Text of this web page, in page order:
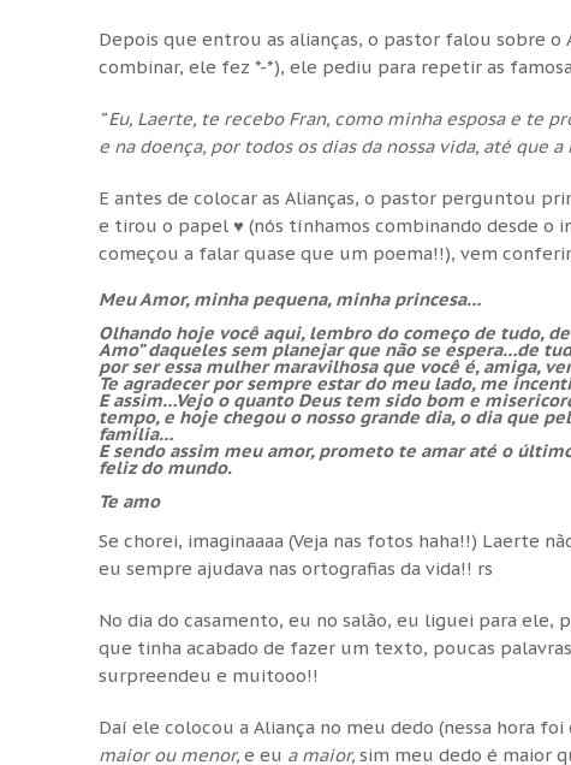
Depois que entrou as alianças, o pastor falou sobre
combinar, ele fez *-*), ele pediu para repetir as
” Eu, Laerte, te recebo Fran, como minha esposa e te
e na doença, por todos os dias da nossa vida, até que a
E antes de colocar as Alianças, o pastor perguntou
e tirou o papel ♥ (nós tínhamos combinando desde o
começou a falar quase que um poema!!), vem
Meu Amor, minha pequena, minha princesa…
Olhando hoje você aqui, lembro do começo de tudo,
Amo” daqueles sem planejar que não se espera…de
por ser essa mulher maravilhosa que você é, amiga,
Te agradecer por sempre estar do meu lado, me
E assim…Vejo o quanto Deus tem sido bom e
tempo, e hoje chegou o nosso grande dia, o dia que
família…
E sendo assim meu amor, prometo te amar até o
feliz do mundo.
Te amo
Se chorei, imaginaaaa (Veja nas fotos haha!!) Laerte
eu sempre ajudava nas ortografias da vida!! rs
No dia do casamento, eu no salão, eu liguei para
que tinha acabado de fazer um texto, poucas
surpreendeu e muitooo!!
Daí ele colocou a Aliança no meu dedo (nessa hora
maior ou menor, e eu a maior, sim meu dedo é maior